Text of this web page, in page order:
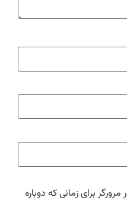
برای زمانی که دوباره